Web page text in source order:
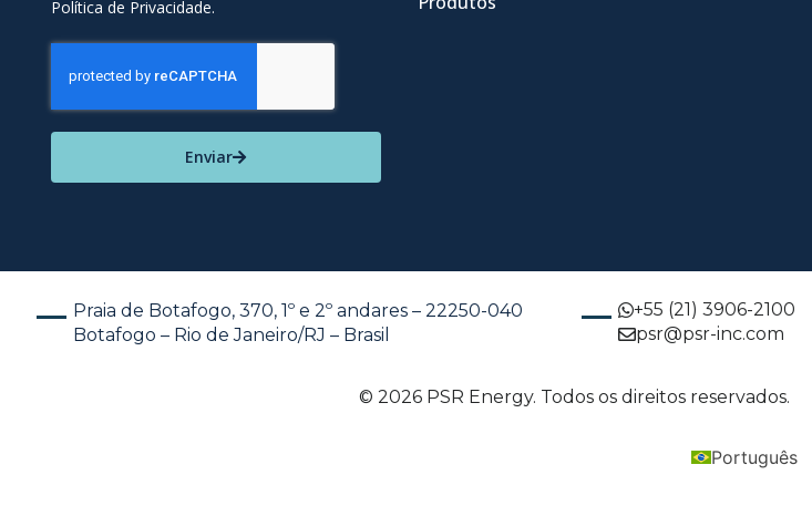
Política de Privacidade.
Enviar
Praia de Botafogo, 370, 1º e 2º andares – 22250-040
Botafogo – Rio de Janeiro/RJ – Brasil
+55 (21) 3906-2100
psr@psr-inc.com
© 2026 PSR Energy. Todos os direitos reservados.
Português